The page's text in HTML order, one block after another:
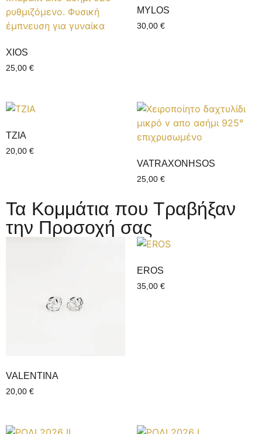
XIOS
25,00 €
MYLOS
30,00 €
TZIA
20,00 €
VATRAXONHSOS
25,00 €
Τα Κομμάτια που Τραβήξαν
την Προσοχή σας
VALENTINΑ
20,00 €
EROS
35,00 €